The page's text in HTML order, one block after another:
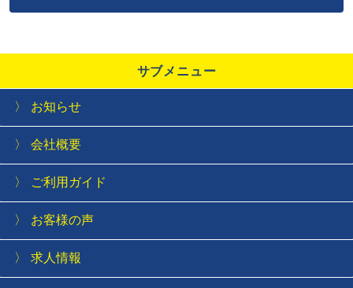
サブメニュー
お知らせ
会社概要
ご利用ガイド
お客様の声
求人情報